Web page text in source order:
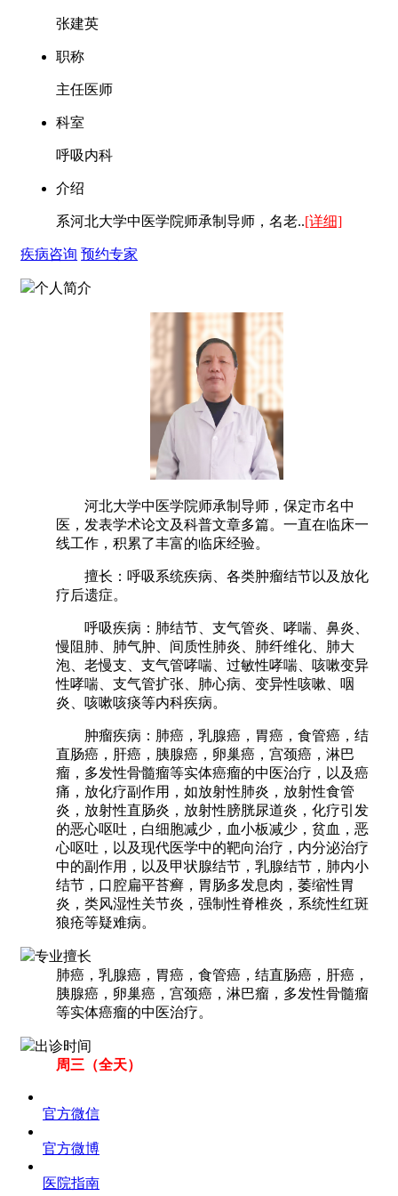
张建英
职称
主任医师
科室
呼吸内科
介绍
系河北大学中医学院师承制导师，名老..[详细]
疾病咨询 预约专家
个人简介
河北大学中医学院师承制导师，保定市名中
医，发表学术论文及科普文章多篇。一直在临床一
线工作，积累了丰富的临床经验。
擅长：呼吸系统疾病、各类肿瘤结节以及放化
疗后遗症。
呼吸疾病：肺结节、支气管炎、哮喘、鼻炎、
慢阻肺、肺气肿、间质性肺炎、肺纤维化、肺大
泡、老慢支、支气管哮喘、过敏性哮喘、咳嗽变异
性哮喘、支气管扩张、肺心病、变异性咳嗽、咽
炎、咳嗽咳痰等内科疾病。
肿瘤疾病：肺癌，乳腺癌，胃癌，食管癌，结
直肠癌，肝癌，胰腺癌，卵巢癌，宫颈癌，淋巴
瘤，多发性骨髓瘤等实体癌瘤的中医治疗，以及癌
痛，放化疗副作用，如放射性肺炎，放射性食管
炎，放射性直肠炎，放射性膀胱尿道炎，化疗引发
的恶心呕吐，白细胞减少，血小板减少，贫血，恶
心呕吐，以及现代医学中的靶向治疗，内分泌治疗
中的副作用，以及甲状腺结节，乳腺结节，肺内小
结节，口腔扁平苔癣，胃肠多发息肉，萎缩性胃
炎，类风湿性关节炎，强制性脊椎炎，系统性红斑
狼疮等疑难病。
专业擅长
肺癌，乳腺癌，胃癌，食管癌，结直肠癌，肝癌，
胰腺癌，卵巢癌，宫颈癌，淋巴瘤，多发性骨髓瘤
等实体癌瘤的中医治疗。
出诊时间
周三（全天）
官方微信
官方微博
医院指南